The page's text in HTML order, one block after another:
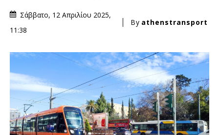
Σάββατο, 12 Απριλίου 2025,
11:38
By athenstransport